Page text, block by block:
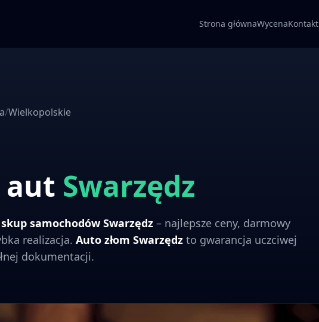
Strona głównaWycenaKontakt
/Wielkopolskie
aut Swarzędz
skup samochodów Swarzędz – najlepsze ceny, darmowy
realizacja. Auto złom Swarzędz to gwarancja uczciwej
dokumentacji.